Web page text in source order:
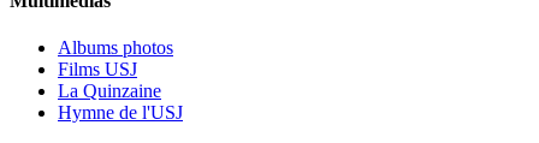
Albums photos
Films USJ
La Quinzaine
Hymne de l'USJ